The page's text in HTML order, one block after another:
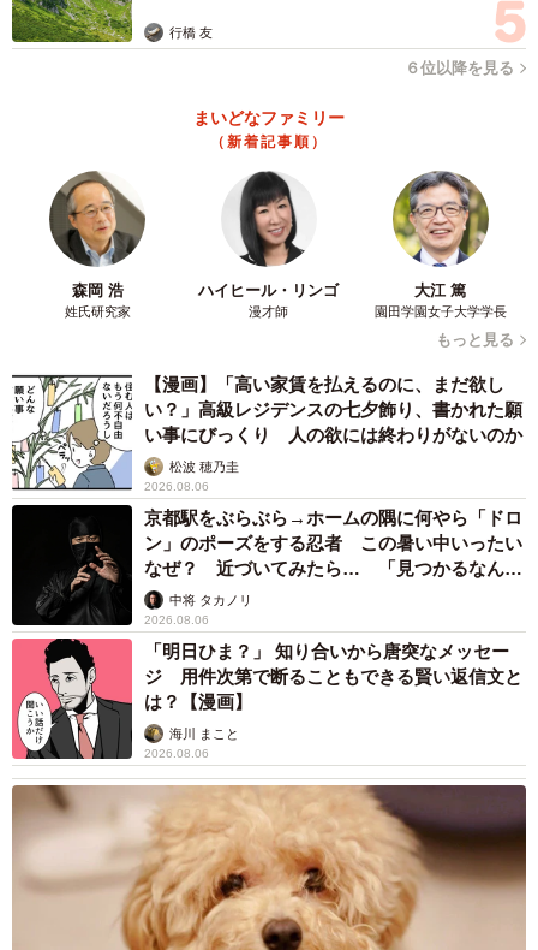
行橋 友
６位以降を見る
まいどなファミリー
（新着記事順）
森岡 浩
姓氏研究家
ハイヒール・リンゴ
漫才師
大江 篤
園田学園女子大学学長
もっと見る
【漫画】「高い家賃を払えるのに、まだ欲し
い？」高級レジデンスの七夕飾り、書かれた願
い事にびっくり 人の欲には終わりがないのか
松波 穂乃圭
2026.08.06
京都駅をぶらぶら→ホームの隅に何やら「ドロ
ン」のポーズをする忍者 この暑い中いったい
なぜ？ 近づいてみたら… 「見つかるなんて
未熟」中将 タカノリ
2026.08.06
「明日ひま？」 知り合いから唐突なメッセー
ジ 用件次第で断ることもできる賢い返信文と
は？【漫画】
海川 まこと
2026.08.06